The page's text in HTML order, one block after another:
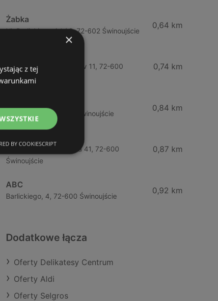
Żabka
Ul. Barlickiego 4d / 2, 72-602 Świnoujście
0,64 km
Wybrzeze Władysława Iv 11, 72-600
Świnoujście
0,74 km
Chrobrego 9, 72-600 Świnoujście
0,84 km
Ul. Bohaterów Września 41, 72-600
Świnoujście
0,87 km
ABC
Barlickiego, 4, 72-600 Świnoujście
0,92 km
Dodatkowe łącza
Oferty Delikatesy Centrum
Oferty Aldi
Oferty Selgros
×
z tej
BY COOKIESCRIPT